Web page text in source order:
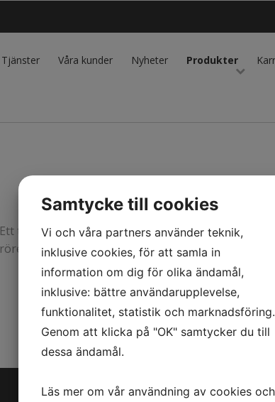
Tjänster Våra kunder Nyheter Produkter
Ett trådlöst instrument är under planering. Inga
rörelsefrihet, enklare att hantera, bland annat.
Samtycke till cookies
Vi och våra partners använder teknik,
inklusive cookies, för att samla in
information om dig för olika ändamål,
inklusive: bättre användarupplevelse,
funktionalitet, statistik och marknadsföring.
Genom att klicka på "OK" samtycker du till
dessa ändamål.
Läs mer om vår användning av cookies och